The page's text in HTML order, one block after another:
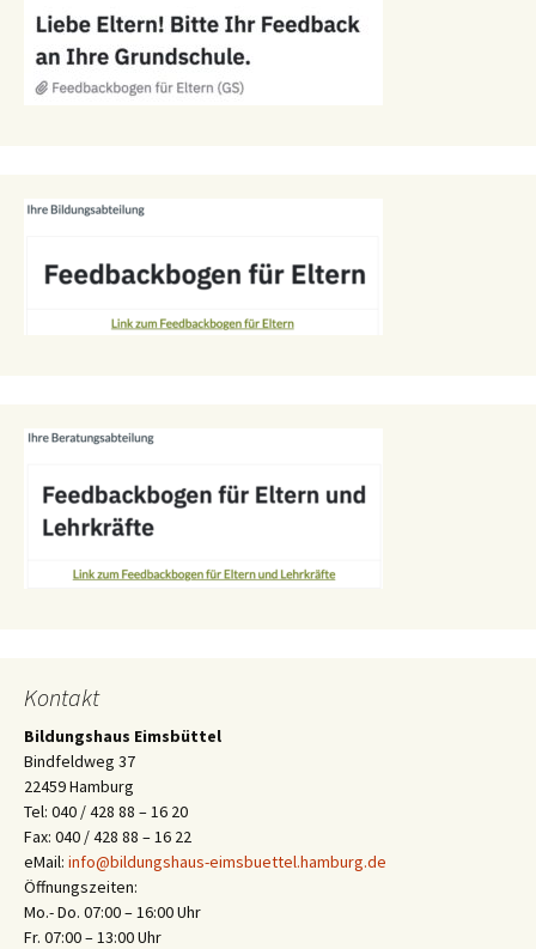
Kontakt
Bildungshaus Eimsbüttel
Bindfeldweg 37
22459 Hamburg
Tel: 040 / 428 88 – 16 20
Fax: 040 / 428 88 – 16 22
eMail: info@bildungshaus-eimsbuettel.hamburg.de
Öffnungszeiten:
Mo.- Do. 07:00 – 16:00 Uhr
Fr. 07:00 – 13:00 Uhr